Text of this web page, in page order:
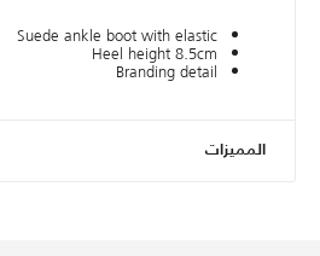
Suede ankle boot with elastic
Heel height 8.5cm
Branding detail
المميزات